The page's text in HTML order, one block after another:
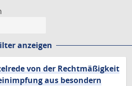
anzeigen
von der Rechtmäßigkeit
aus besondern